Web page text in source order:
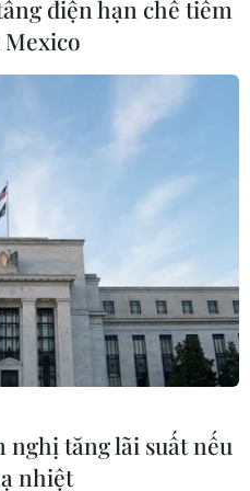
#ASEAN
#Cứu trợ
điện hạn chế tiềm
nghị tăng lãi suất nếu
nhiệt